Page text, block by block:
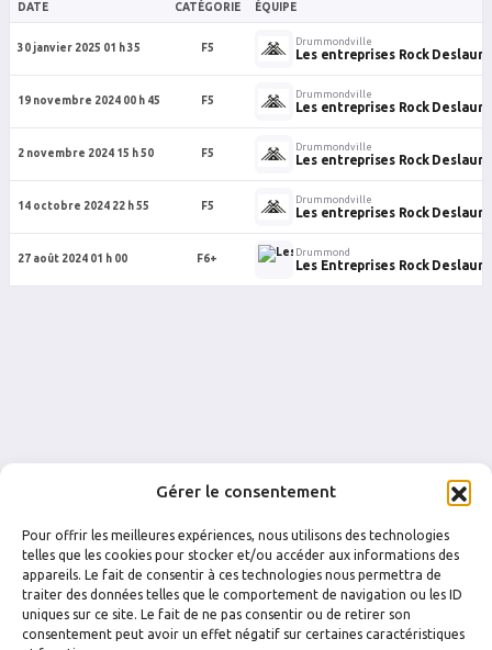
Gérer le consentement
Pour offrir les meilleures expériences, nous utilisons des technologies
telles que les cookies pour stocker et/ou accéder aux informations des
appareils. Le fait de consentir à ces technologies nous permettra de
traiter des données telles que le comportement de navigation ou les ID
uniques sur ce site. Le fait de ne pas consentir ou de retirer son
consentement peut avoir un effet négatif sur certaines caractéristiques
DATE CATÉGORIE ÉQUIPE
30 janvier 2025 01 h 35 F5
Drummondville
Les entreprises Rock
19 novembre 2024 00 h 45 F5
Drummondville
Les entreprises Rock
2 novembre 2024 15 h 50 F5
Drummondville
Les entreprises Rock
14 octobre 2024 22 h 55 F5
Drummondville
Les entreprises Rock
27 août 2024 01 h 00 F6+
Drummond
Les Entreprises Rock
FACEBOOK INSTAGRAM